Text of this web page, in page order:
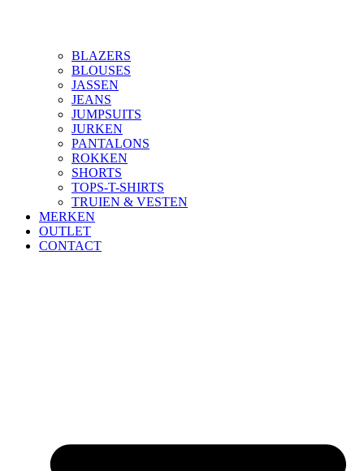
BLAZERS
BLOUSES
JASSEN
JEANS
JUMPSUITS
JURKEN
PANTALONS
ROKKEN
SHORTS
TOPS-T-SHIRTS
TRUIEN & VESTEN
MERKEN
OUTLET
CONTACT